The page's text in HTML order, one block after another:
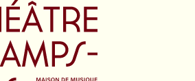
principal